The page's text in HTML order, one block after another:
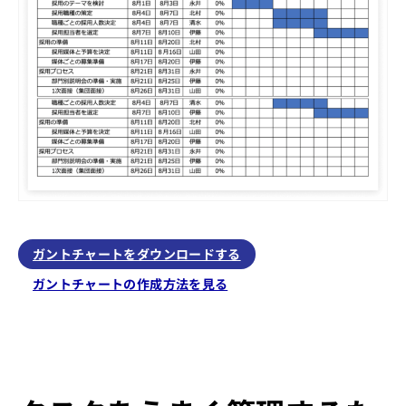
ガントチャートをダウンロードする
ガントチャートの作成方法を見る